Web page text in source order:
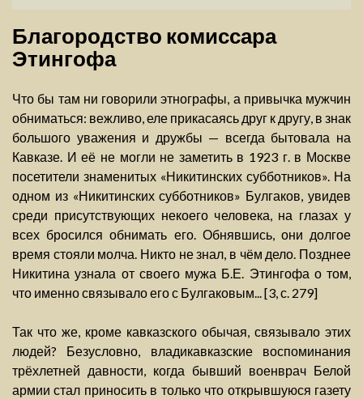
Благородство комиссара
Этингофа
Что бы там ни говорили этнографы, а привычка мужчин
обниматься: вежливо, еле прикасаясь друг к другу, в знак
большого уважения и дружбы — всегда бытовала на
Кавказе. И её не могли не заметить в 1923 г. в Москве
посетители знаменитых «Никитинских субботников». На
одном из «Никитинских субботников» Булгаков, увидев
среди присутствующих некоего человека, на глазах у
всех бросился обнимать его. Обнявшись, они долгое
время стояли молча. Никто не знал, в чём дело. Позднее
Никитина узнала от своего мужа Б.Е. Этингофа о том,
что именно связывало его с Булгаковым... [3, с. 279]
Так что же, кроме кавказского обычая, связывало этих
людей? Безусловно, владикавказские воспоминания
трёхлетней давности, когда бывший военврач Белой
армии стал приносить в только что открывшуюся газету